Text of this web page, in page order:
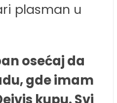
plasman u
osećaj da
gde imam
kupu. Svi